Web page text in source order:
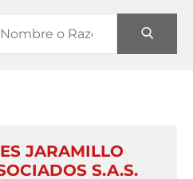
JARAMILLO
S.A.S.